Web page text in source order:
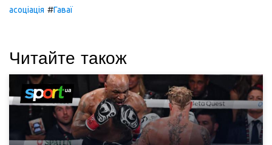
асоціація #Гаваї
Читайте також